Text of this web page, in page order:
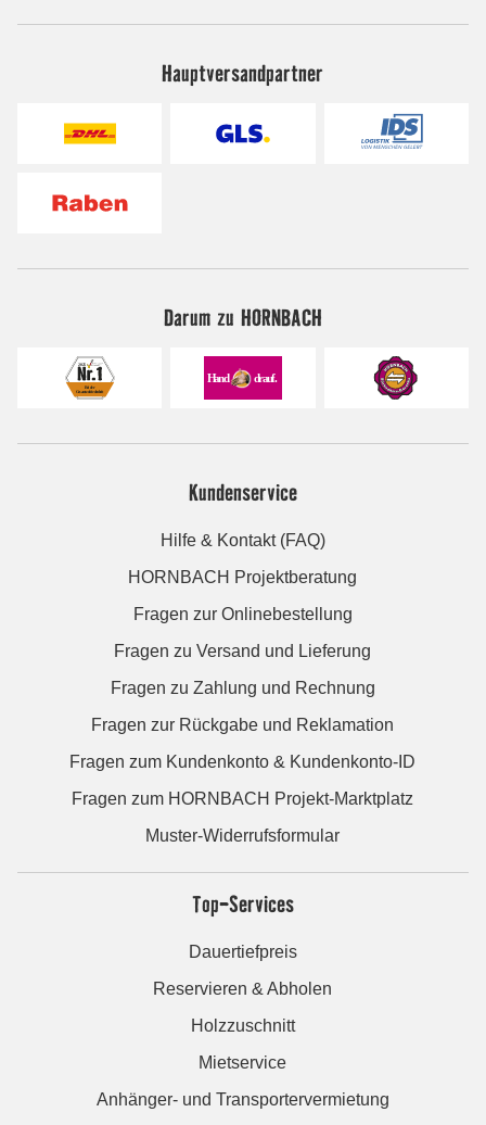
Hauptversandpartner
Darum zu HORNBACH
Kundenservice
Hilfe & Kontakt (FAQ)
HORNBACH Projektberatung
Fragen zur Onlinebestellung
Fragen zu Versand und Lieferung
Fragen zu Zahlung und Rechnung
Fragen zur Rückgabe und Reklamation
Fragen zum Kundenkonto & Kundenkonto-ID
Fragen zum HORNBACH Projekt-Marktplatz
Muster-Widerrufsformular
Top-Services
Dauertiefpreis
Reservieren & Abholen
Holzzuschnitt
Mietservice
Anhänger- und Transportervermietung